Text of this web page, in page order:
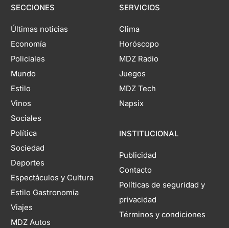
SECCIONES
Últimas noticias
Economía
Policiales
Mundo
Estilo
Vinos
Sociales
Política
Sociedad
Deportes
Espectáculos y Cultura
Estilo Gastronomía
Viajes
MDZ Autos
SERVICIOS
Clima
Horóscopo
MDZ Radio
Juegos
MDZ Tech
Napsix
INSTITUCIONAL
Publicidad
Contacto
Políticas de seguridad y
privacidad
Términos y condiciones